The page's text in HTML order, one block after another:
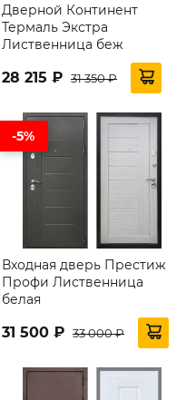
Дверной Континент
Термаль Экстра
Лиственница беж
28 215 ₽ 31 350 ₽
-5%
Входная дверь Престиж
Профи Лиственница
белая
31 500 ₽ 33 000 ₽